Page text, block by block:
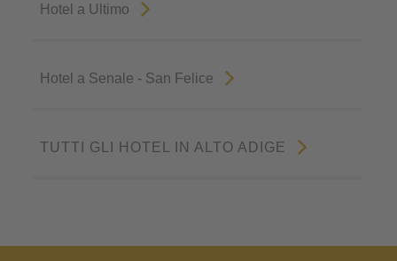
Hotel a Ultimo
Hotel a Senale - San Felice
TUTTI GLI HOTEL IN ALTO ADIGE